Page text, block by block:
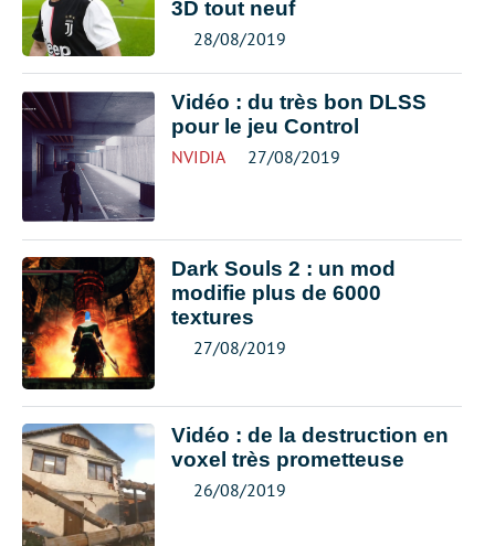
3D tout neuf
28/08/2019
Vidéo : du très bon DLSS
pour le jeu Control
NVIDIA 27/08/2019
Dark Souls 2 : un mod
modifie plus de 6000
textures
27/08/2019
Vidéo : de la destruction en
voxel très prometteuse
26/08/2019